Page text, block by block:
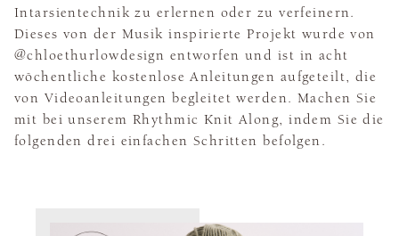
Intarsientechnik zu erlernen oder zu verfeinern.
Dieses von der Musik inspirierte Projekt wurde von
@chloethurlowdesign entworfen und ist in acht
wöchentliche kostenlose Anleitungen aufgeteilt, die
von Videoanleitungen begleitet werden. Machen Sie
mit bei unserem Rhythmic Knit Along, indem Sie die
folgenden drei einfachen Schritten befolgen.